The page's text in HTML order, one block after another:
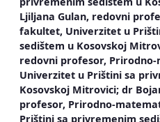
Ljiljana Gulan, redovni
fakultet, Univerzitet u
sedištem u Kosovskoj
redovni profesor,
Univerzitet u Prištini sa
Kosovskoj Mitrovici; dr
profesor, Prirodno-
Prištini sa privremenim